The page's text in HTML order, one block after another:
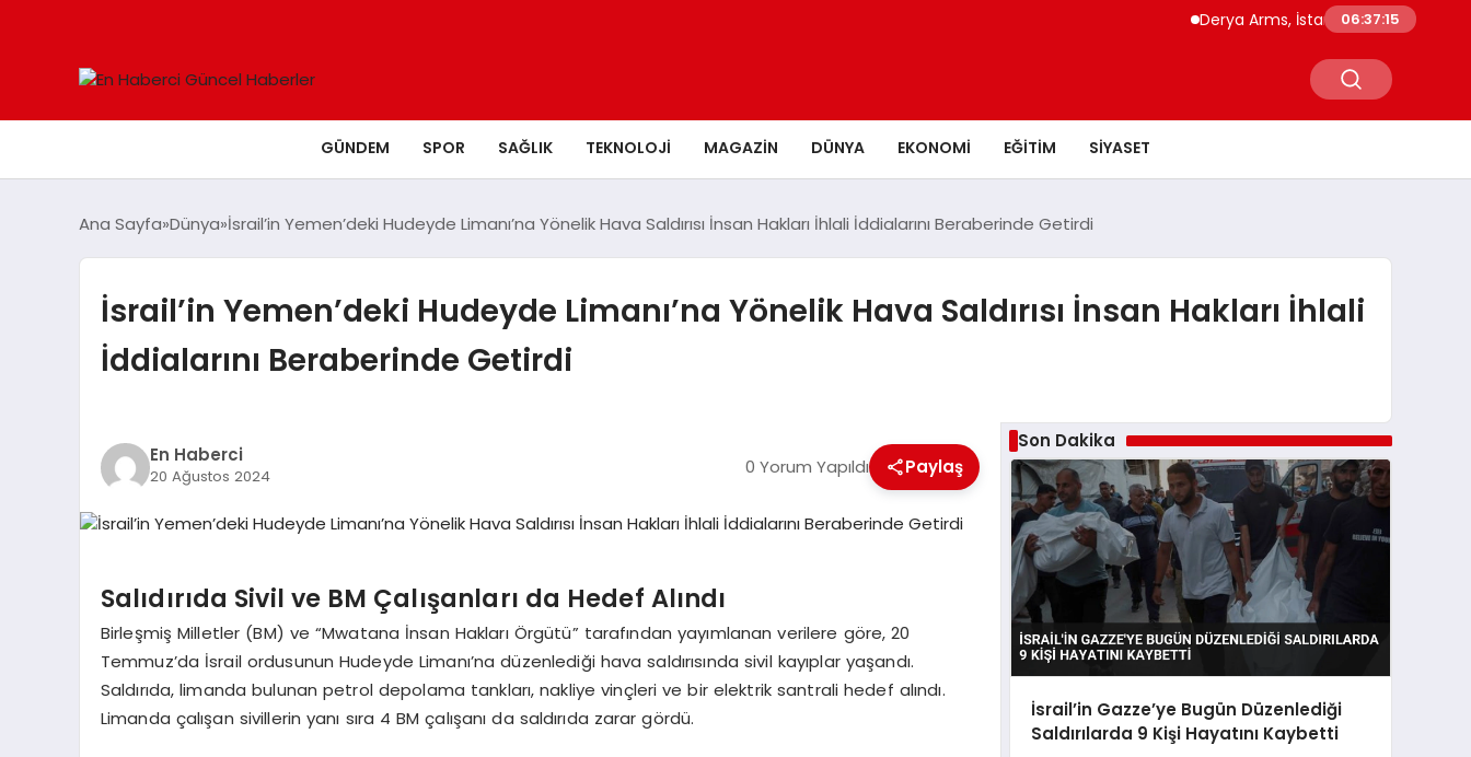
Derya Arms, İstanbul Prohunt
06:37:15
GÜNDEM SPOR SAĞLIK TEKNOLOJI MAGAZIN DÜNYA EKONOMI EĞITIM SIYASET
Ana Sayfa Dünya İsrail’in Yemen’deki Hudeyde Limanı’na Yönelik Hava Saldırısı İnsan Hakları İhlali İddialarını Beraberinde Getirdi
İsrail’in Yemen’deki Hudeyde Limanı’na Yönelik Hava Saldırısı İnsan Hakları İhlali
İddialarını Beraberinde Getirdi
En Haberci
20 Ağustos 2024 0 Yorum Yapıldı Paylaş
Salıdırıda Sivil ve BM Çalışanları da Hedef Alındı
Birleşmiş Milletler (BM) ve “Mwatana İnsan Hakları Örgütü” tarafından yayımlanan verilere göre, 20
Temmuz’da İsrail ordusunun Hudeyde Limanı’na düzenlediği hava saldırısında sivil kayıplar yaşandı.
Saldırıda, limanda bulunan petrol depolama tankları, nakliye vinçleri ve bir elektrik santrali hedef alındı.
Limanda çalışan sivillerin yanı sıra 4 BM çalışanı da saldırıda zarar gördü.
Son Dakika
İsrail’in Gazze’ye Bugün Düzenlediği
Saldırılarda 9 Kişi Hayatını Kaybetti